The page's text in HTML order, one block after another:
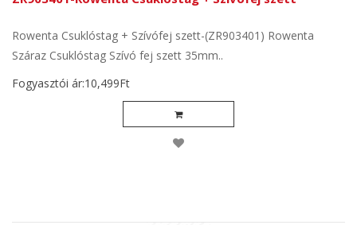
Rowenta Csuklóstag + Szívófej szett-(ZR903401) Rowenta
Száraz Csuklóstag Szívó fej szett 35mm..
Fogyasztói ár:10,499Ft